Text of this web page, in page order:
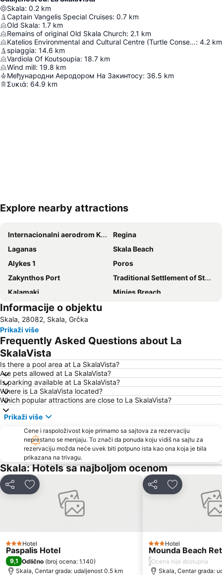
Skala: 0.2 km
Captain Vangelis Special Cruises: 0.7 km
Old Skala: 1.7 km
Remains of original Old Skala Church: 2.1 km
Katelios Environmental and Cultural Centre (Turtle Conservation): 4.2 km
spiaggia: 14.6 km
Vardiola Of Koutsoupia: 18.7 km
Wind mill: 19.8 km
Међународни Аеродором На Закинтосу: 36.5 km
Συκιά: 64.9 km
Explore nearby attractions
Internacionalni aerodrom Kefalonija
Regina
Laganas
Skala Beach
Alykes 1
Poros
Zakynthos Port
Traditional Settlement of Stavros
Kalamaki
Minies Breach
Tsilivi
Informacije o objektu
Skala, 28082, Skala, Grčka
Prikaži više
Frequently Asked Questions about La
SkalaVista
Is there a pool area at La SkalaVista?
Are pets allowed at La SkalaVista?
Is parking available at La SkalaVista?
Where is La SkalaVista located?
Which popular attractions are close to La SkalaVista?
Prikaži više
Cene i raspoloživost koje primamo sa sajtova za rezervaciju
neprestano se menjaju. To znači da ponuda koju vidiš na sajtu za
rezervaciju možda neće uvek biti potpuno ista kao ona koja je bila
prikazana na trivagu.
Skala: Hotels sa najboljom ocenom
Deli Dodati u favorite
3 Zvezdice
Hotel
Paspalis Hotel
9,1 Odlično (broj ocena: 1.140)
Skala, Centar grada: udaljenost 0.5 km
Deli Dodati u
3 Zvezdice
Hotel
Mounda Beach
/Ocena nije dostupna
Skala, Centar grada: